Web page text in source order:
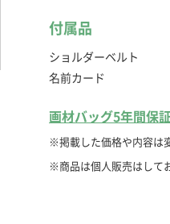
付属品
ショルダーベルト
名前カード
画材バッグ5年間保
※掲載した価格や内容は
※商品は個人販売はして